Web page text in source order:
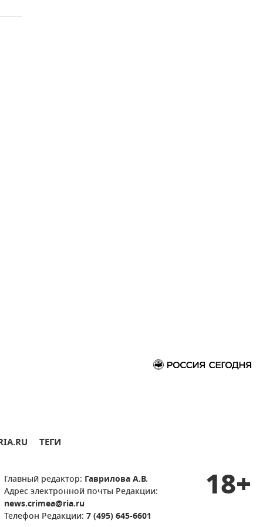
ТЕГИ
Главный редактор: Гаврилова А.В.
Адрес электронной почты Редакции:
news.crimea@ria.ru
Телефон Редакции: 7 (495) 645-6601
18+